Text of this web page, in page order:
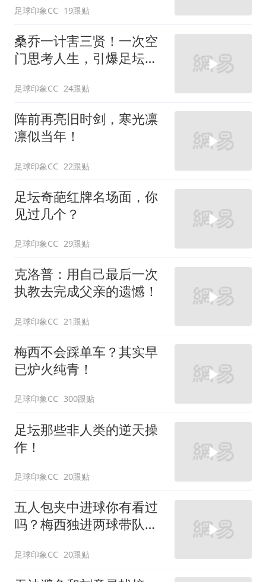
足球印象CC 19跟贴
桑乔一计害三贤！一次空
门思考人生，引爆足坛顶
足球印象CC 24跟贴
阵前再亮旧时剑，寒光凛
凛似当年！
足球印象CC 22跟贴
足坛奇葩红牌名场面，你
见过几个？
足球印象CC 29跟贴
克洛普：用自己最后一次
执教去完成父亲的遗憾！
足球印象CC 21跟贴
梅西不会踩单车？其实早
已炉火纯青！
足球印象CC 300跟贴
足坛那些非人类的逆天操
作！
足球印象CC 20跟贴
五人包夹中进球你有看过
吗？梅西独进两球带队逆
足球印象CC 20跟贴